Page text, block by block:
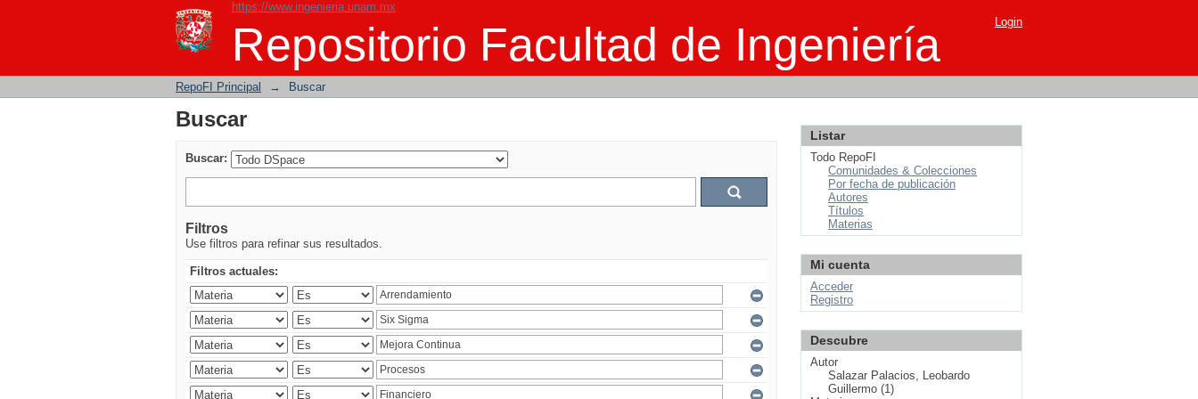
https://www.ingenieria.unam.mx
Repositorio Facultad de Ingeniería
Buscar Login
RepoFI Principal → Buscar
Buscar
Buscar:
Filtros
Use filtros para refinar sus resultados.
Filtros actuales:
Listar
Todo RepoFI
Comunidades & Colecciones
Por fecha de publicación
Autores
Títulos
Materias
Mi cuenta
Acceder
Registro
Descubre
Autor
Salazar Palacios, Leobardo
Guillermo (1)